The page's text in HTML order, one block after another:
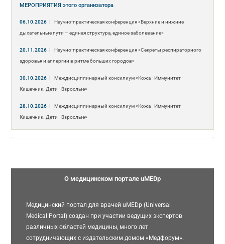
МЕРОПРИЯТИЯэтого организатора
06.10.2026 |
Научно-практическая конференция «Верхние и нижние
дыхательные пути – единая структура, единое заболевание»
20.11.2026 |
Научно-практическая конференция «Секреты респираторного
здоровья и аллергии в ритме больших городов»
30.10.2026 |
Междисциплинарный консилиум «Кожа - Иммунитет -
Кишечник. Дети - Взрослые»
28.10.2026 |
Междисциплинарный консилиум «Кожа - Иммунитет -
Кишечник. Дети - Взрослые»
О медицинском портале uMEDp
Медицинский портал для врачей uMEDp (Universal
Medical Portal) создан при участии ведущих экспертов
различных областей медицины, много лет
сотрудничающих с издательским домом «Медфорум».